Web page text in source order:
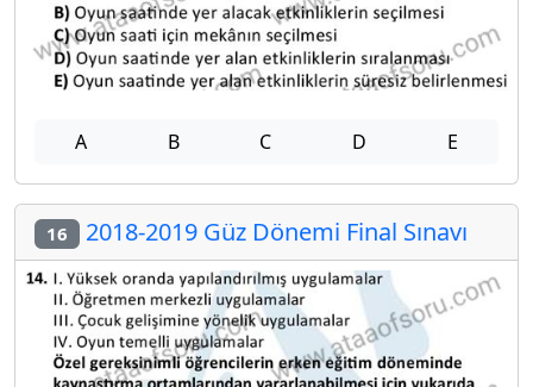
A B C D E
16 2018-2019 Güz Dönemi Final Sınavı